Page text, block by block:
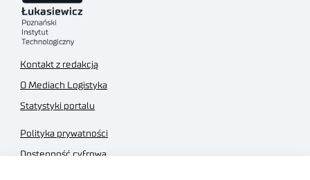
Kontakt z redakcją
O Mediach Logistyka
Statystyki portalu
Polityka prywatności
Dostępność cyfrowa